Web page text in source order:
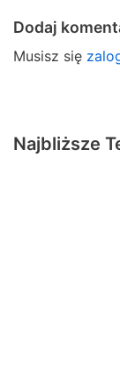
Dodaj
Musisz się
Najbliższe